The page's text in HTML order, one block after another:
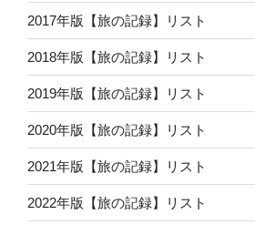
2017年版【旅の記録】リスト
2018年版【旅の記録】リスト
2019年版【旅の記録】リスト
2020年版【旅の記録】リスト
2021年版【旅の記録】リスト
2022年版【旅の記録】リスト